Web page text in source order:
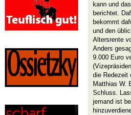
kann und
berichtet.
bekommt
und den
Altersrente
Anders
9.000 Euro
die Redezeit
Matthias W.
Schluss.
jemand ist